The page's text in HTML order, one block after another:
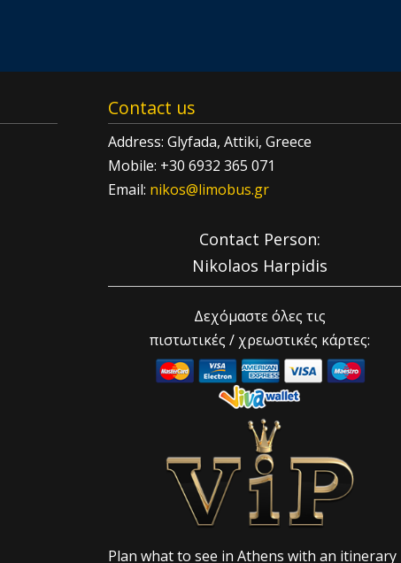
Contact us
Address: Glyfada, Attiki, Greece
Mobile: +30 6932 365 071
Email: nikos@limobus.gr
Contact Person:
Nikolaos Harpidis
Δεχόμαστε όλες τις
πιστωτικές / χρεωστικές κάρτες:
Plan what to see in Athens with an itinerary